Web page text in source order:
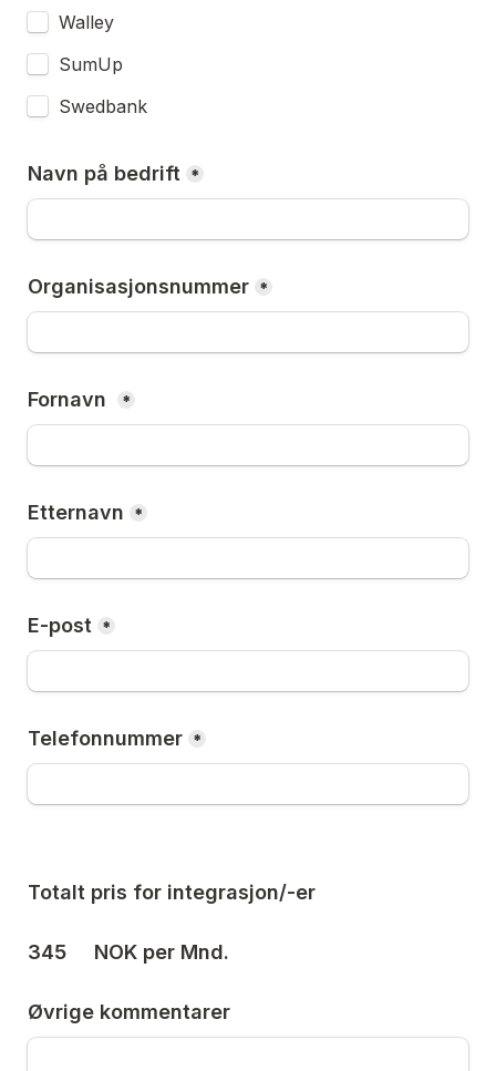
Walley
SumUp
Swedbank
Navn på bedrift *
Organisasjonsnummer *
Fornavn *
Etternavn *
E-post *
Telefonnummer *
Totalt pris for integrasjon/-er
345
     NOK per Mnd.
Øvrige kommentarer